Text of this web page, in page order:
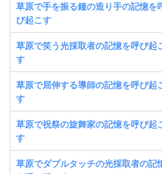
草原で手を振る鐘の造り手の記憶を
び起こす
草原で笑う光採取者の記憶を呼び起
す
草原で屈伸する導師の記憶を呼び起
す
草原で祝祭の旋舞家の記憶を呼び起
す
草原でダブルタッチの光採取者の記